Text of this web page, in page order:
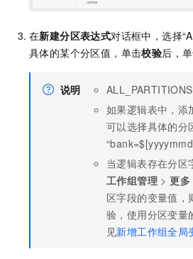
在新建分区表达式对话框中，选择
具体的某个分区值，单击校验后，
说明
如果逻辑表中，添
可以选择具体的分
当逻辑表存在分区
工作组管理 >更多
区字段的变量值，
验，使用分区变量
见新增工作组全局